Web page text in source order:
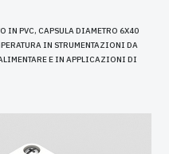
IN PVC, CAPSULA DIAMETRO 6X40
IN STRUMENTAZIONI DA
E IN APPLICAZIONI DI